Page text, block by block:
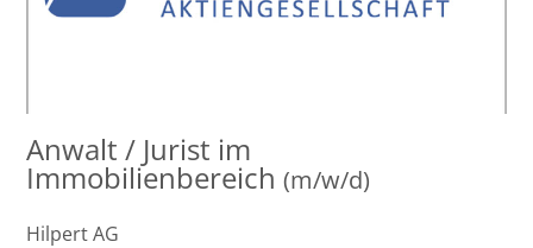
Anwalt / Jurist im
Immobilienbereich(m/w/d)
Hilpert AG